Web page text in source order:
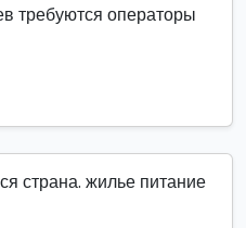
требуются операторы
страна. жилье питание